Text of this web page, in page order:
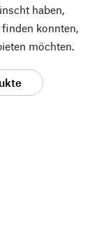
haben,
konnten,
möchten.